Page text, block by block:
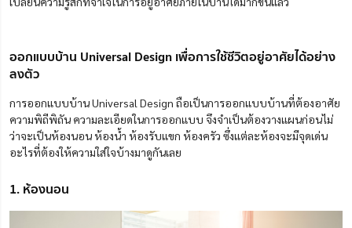
ออกแบบบ้าน Universal Design เพื่อการใช้ชีวิตอยู่อาศัยได้อย่าง
ลงตัว
การออกแบบบ้าน Universal Design ถือเป็นการออกแบบบ้านที่ต้องอาศัย
ความพิถีพิถัน ความละเอียดในการออกแบบ จึงจำเป็นต้องวางแผนก่อนไม่
ว่าจะเป็นห้องนอน ห้องน้ำ ห้องรับแขก ห้องครัว ซึ่งแต่ละห้องจะมีจุดเด่น
อะไรที่ต้องให้ความใส่ใจบ้างมาดูกันเลย
1. ห้องนอน